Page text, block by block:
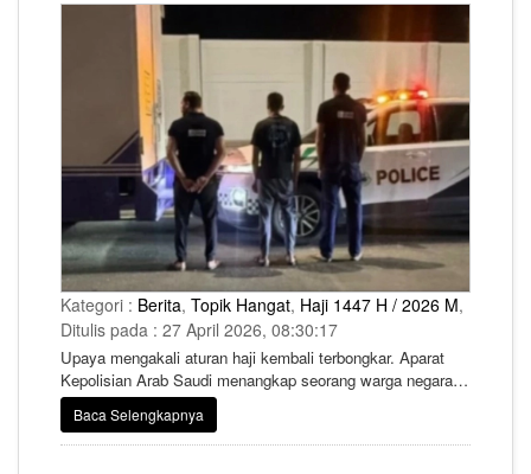
Kategori : Berita, Topik Hangat, Haji 1447 H / 2026 M,
Ditulis pada : 27 April 2026, 08:30:17
Upaya mengakali aturan haji kembali terbongkar. Aparat
Kepolisian Arab Saudi menangkap seorang warga negara
Mesir yang kedapatan menyelundupkan dua rekannya
sesama warga Mesir ke dalam kompartemen tersembunyi
di sebuah truk pengangkut barang.
Baca Selengkapnya